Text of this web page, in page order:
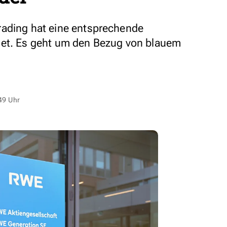
hat eine entsprechende
Es geht um den Bezug von blauem
Uhr